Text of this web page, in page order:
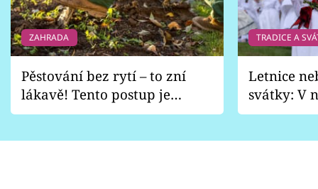
ZAHRADA
Pěstování bez rytí – to zní
lákavě! Tento postup je
vhodný jen pro některé
TRADICE A
Letnice
svátky: V
pondělí